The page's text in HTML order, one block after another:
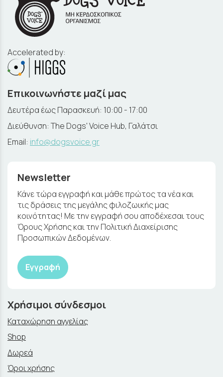
Accelerated by:
Επικοινωνήστε μαζί μας
Δευτέρα έως Παρασκευή: 10:00 - 17:00
Διεύθυνση: The Dogs' Voice Hub, Γαλάτσι
Email: info@dogsvoice.gr
Newsletter
Κάνε τώρα εγγραφή και μάθε πρώτος τα νέα και
τις δράσεις της μεγάλης φιλοζωικής μας
κοινότητας! Με την εγγραφή σου αποδέχεσαι τους
Όρους Χρήσης και την Πολιτική Διαχείρισης
Προσωπικών Δεδομένων.
Εγγραφή
Χρήσιμοι σύνδεσμοι
Καταχώρηση αγγελίας
Shop
Δωρεά
Όροι χρήσης